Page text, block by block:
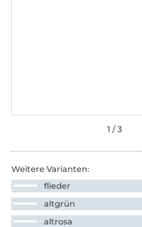
Weitere Varianten:
flieder
altgrün
altrosa